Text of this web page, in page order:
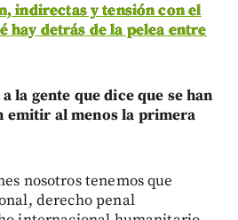
indirectas y tensión con el
hay detrás de la pelea entre
la gente que dice que se han
emitir al menos la primera
nosotros tenemos que
derecho penal